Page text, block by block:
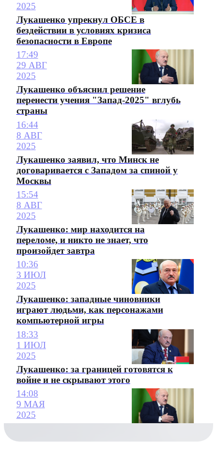
2025
Лукашенко упрекнул ОБСЕ в
бездействии в условиях кризиса
безопасности в Европе
17:49
29 АВГ
2025
Лукашенко объяснил решение
перенести учения "Запад-2025" вглубь
страны
16:44
8 АВГ
2025
Лукашенко заявил, что Минск не
договаривается с Западом за спиной у
Москвы
15:54
8 АВГ
2025
Лукашенко: мир находится на
переломе, и никто не знает, что
произойдет завтра
10:36
3 ИЮЛ
2025
Лукашенко: западные чиновники
играют людьми, как персонажами
компьютерной игры
18:33
1 ИЮЛ
2025
Лукашенко: за границей готовятся к
войне и не скрывают этого
14:08
9 МАЯ
2025